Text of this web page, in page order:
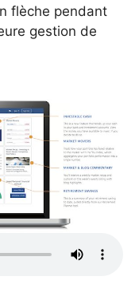
flèche pendant
gestion de